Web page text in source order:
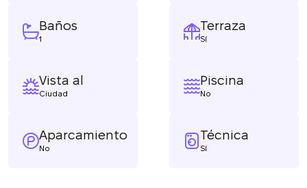
Baños
1
Terraza
Sí
Vista al
Ciudad
Piscina
No
Aparcamiento
No
Técnica
Sí